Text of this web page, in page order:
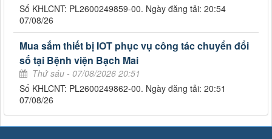
Số KHLCNT: PL2600249859-00. Ngày đăng tải: 20:54
07/08/26
Mua sắm thiết bị IOT phục vụ công tác chuyển đổi
số tại Bệnh viện Bạch Mai
Thứ sáu - 07/08/2026 20:51
Số KHLCNT: PL2600249862-00. Ngày đăng tải: 20:51
07/08/26